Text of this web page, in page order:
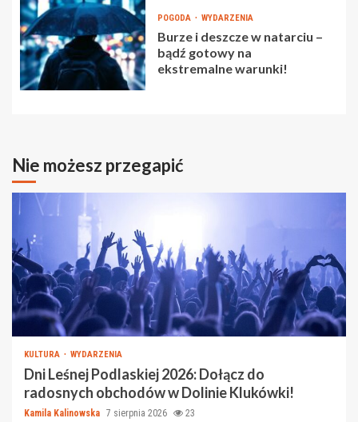
POGODA WYDARZENIA
Burze i deszcze w natarciu –
bądź gotowy na
ekstremalne warunki!
Nie możesz przegapić
KULTURA WYDARZENIA
Dni Leśnej Podlaskiej 2026: Dołącz do
radosnych obchodów w Dolinie Klukówki!
Kamila Kalinowska 7 sierpnia 2026 23